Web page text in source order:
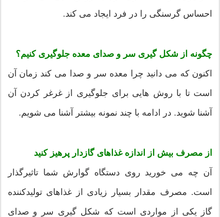
احساس گرسنگی را در فرد ایجاد می کند.
چگونه از شکل گیری سر و صدای معده جلوگیری کنیم؟
اکنون که می دانید چرا معده سر و صدا می کند زمان آن
است تا با روش هایی برای جلوگیری از غرغر کردن آن
آشنا شوید. در ادامه با چند نمونه بیشتر آشنا می شویم.
از مصرف بیش از اندازه غذاهای گازدار پرهیز کنید
آن چه می خورید روی دستگاه گوارش شما تاثیرگذار
است. مصرف مقدار بسیار زیادی از غذاهای تولیدکننده
گاز یکی از مواردی است که شکل گیری سر و صدای